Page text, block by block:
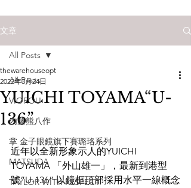
文章
All Posts
VIOROU
內藤熊八作
掌 金子眼鏡旗下賽璐珞系列
MATSUDA
TAYLOR WITH RESPECT
All Posts
YUICHI TOYAMA“U-
136”
thewarehouseopt
2022年3月24日
近年以全新形象示人的YUICHI
TOYAMA 「外山雄一」，最新到港型
號”U-136” 以鏡框頂部採用水平一線概念